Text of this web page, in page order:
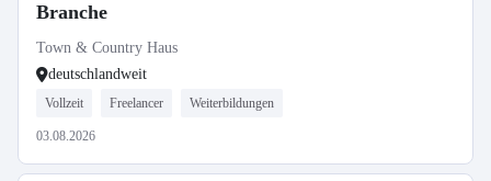
Branche
Town & Country Haus
deutschlandweit
Vollzeit Freelancer Weiterbildungen
03.08.2026